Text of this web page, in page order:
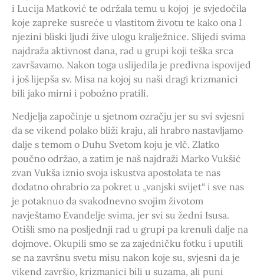
i Lucija Matković te održala temu u kojoj je svjedočila
koje zapreke susreće u vlastitom životu te kako ona I
njezini bliski ljudi žive ulogu kralježnice. Slijedi svima
najdraža aktivnost dana, rad u grupi koji teška srca
završavamo. Nakon toga uslijedila je predivna ispovijed
i još lijepša sv. Misa na kojoj su naši dragi krizmanici
bili jako mirni i pobožno pratili.
Nedjelja započinje u sjetnom ozračju jer su svi svjesni
da se vikend polako bliži kraju, ali hrabro nastavljamo
dalje s temom o Duhu Svetom koju je vlč. Zlatko
poučno održao, a zatim je naš najdraži Marko Vukšić
zvan Vukša iznio svoja iskustva apostolata te nas
dodatno ohrabrio za pokret u „vanjski svijet“ i sve nas
je potaknuo da svakodnevno svojim životom
navještamo Evanđelje svima, jer svi su žedni Isusa.
Otišli smo na posljednji rad u grupi pa krenuli dalje na
dojmove. Okupili smo se za zajedničku fotku i uputili
se na završnu svetu misu nakon koje su, svjesni da je
vikend završio, krizmanici bili u suzama, ali puni